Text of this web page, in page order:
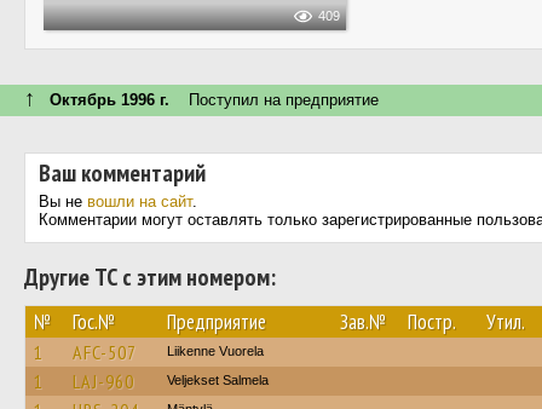
409
↑ Октябрь 1996 г. Поступил на предприятие
Ваш комментарий
Вы не вошли на сайт.
Комментарии могут оставлять только зарегистрированные
Другие ТС с этим номером:
№ Гос.№ Предприятие Зав.№ Постр. Утил.
1 AFC-507 Liikenne Vuorela
1 LAJ-960 Veljekset Salmela